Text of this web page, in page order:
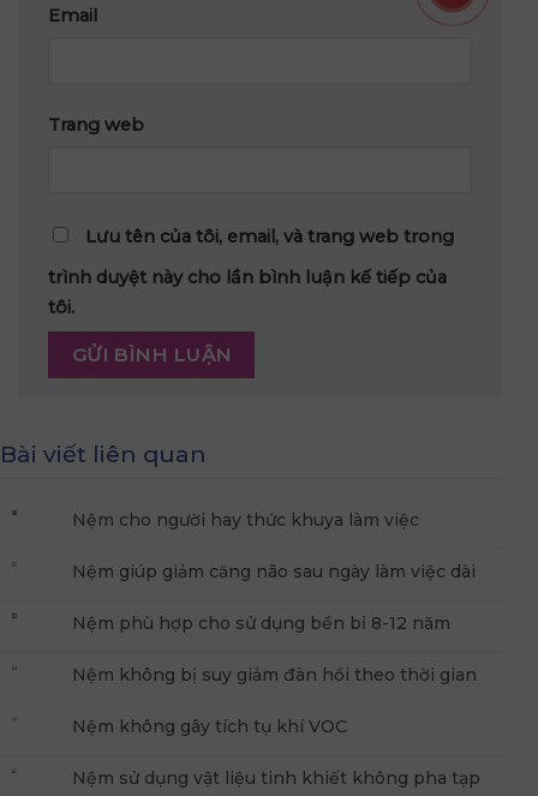
Email
Trang web
Lưu tên của tôi, email, và trang web trong
trình duyệt này cho lần bình luận kế tiếp của
tôi.
Bài viết liên quan
Nệm cho người hay thức khuya làm việc
Nệm giúp giảm căng não sau ngày làm việc dài
Nệm phù hợp cho sử dụng bền bỉ 8-12 năm
Nệm không bị suy giảm đàn hồi theo thời gian
Nệm không gây tích tụ khí VOC
Nệm sử dụng vật liệu tinh khiết không pha tạp